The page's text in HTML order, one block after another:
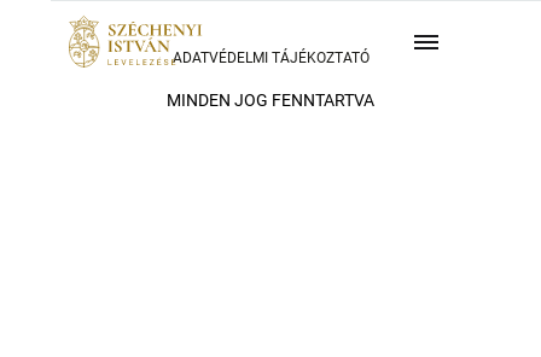
MINDEN JOG FENNTARTVA
ADATVÉDELMI TÁJÉKOZTATÓ